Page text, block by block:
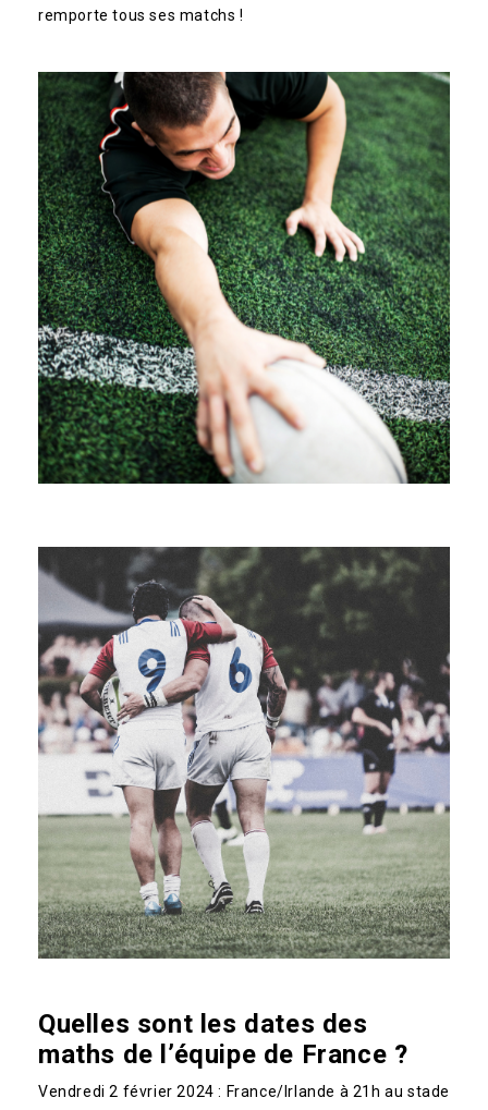
remporte tous ses matchs !
Quelles sont les dates des
maths de l’équipe de France ?
Vendredi 2 février 2024 : France/Irlande à 21h au stade
Inscrivez votre adresse e-mail pour recevoir
votre code promo
Votre prénom
Votre e-mail
Veuillez prouver que vous êtes humain
en sélectionnantla tasse.